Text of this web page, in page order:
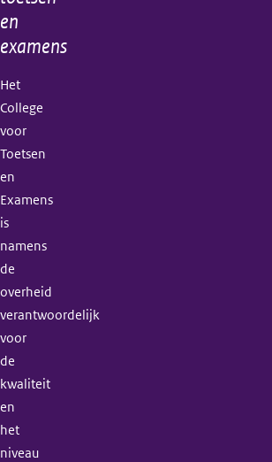
en
examens
Het
College
voor
Toetsen
en
Examens
is
namens
de
overheid
verantwoordelijk
voor
de
kwaliteit
en
het
niveau